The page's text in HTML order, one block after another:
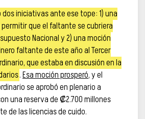
iniciativas ante ese tope: 1) una
que el faltante se cubriera
Nacional y 2) una moción
faltante de este año al Tercer
que estaba en discusión en la
.Esa moción prosperó, y el
se aprobó en plenario a
una reserva de ₡2.700 millones
de las licencias de cuido.